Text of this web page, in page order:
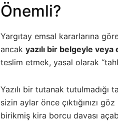
Önemli?
Yargıtay emsal kararlarına
ancak yazılı bir belgeyle
teslim etmek, yasal olarak
Yazılı bir tutanak
sizin aylar önce çıktığınızı
birikmiş kira borcu davası